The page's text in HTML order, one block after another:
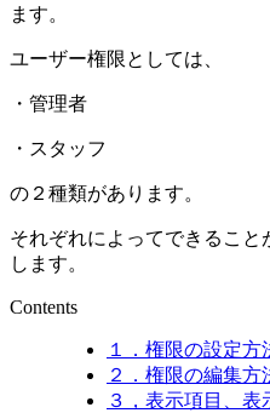
ます。
ユーザー権限としては、
・管理者
・スタッフ
の２種類があります。
それぞれによってできるこ
します。
Contents
１．権限の設定方
２．権限の編集方
３，表示項目、表